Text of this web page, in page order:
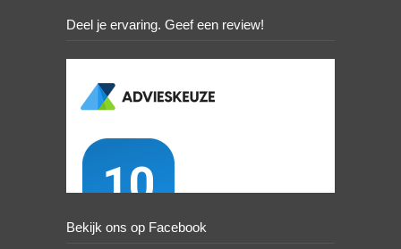
Deel je ervaring. Geef een review!
Bekijk ons op Facebook